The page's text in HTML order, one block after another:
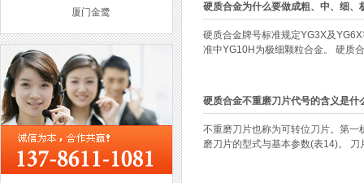
厦门金鹭
西工集团
硬质合金为什么要做成粗、中、细
硬质合金牌号标准规定YG3X及
准中YG10H为极细颗粒合金。 硬质
硬质合金不重磨刀片代号的含义是什
不重磨刀片也称为可转位刀片。第
磨刀片的型式与基本参数(表14)。